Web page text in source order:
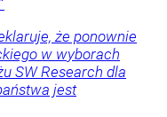
że ponownie
w wyborach
SW Research dla
jest